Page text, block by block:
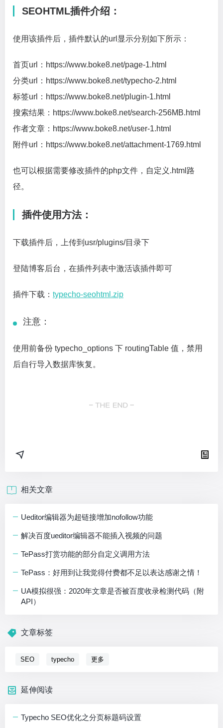
SEOHTML插件介绍：
使用该插件后，插件默认的url显示分别如下所示：
首页url：https://www.boke8.net/page-1.html
分类url：https://www.boke8.net/typecho-2.html
标签url：https://www.boke8.net/plugin-1.html
搜索结果：https://www.boke8.net/search-256MB.html
作者文章：https://www.boke8.net/user-1.html
附件url：https://www.boke8.net/attachment-1769.html
也可以根据需要修改插件的php文件，自定义.html路
径。
插件使用方法：
下载插件后，上传到usr/plugins/目录下
登陆博客后台，在插件列表中激活该插件即可
插件下载： typecho-seohtml.zip
注意：
使用前备份 typecho_options 下 routingTable 值，禁用
后自行导入数据库恢复。
相关文章
Ueditor编辑器为超链接增加nofollow功能
解决百度ueditor编辑器不能插入视频的问题
TePass打赏功能的部分自定义调用方法
TePass：好用到让我觉得付费都不足以表达感谢之情！
UA模拟很强：2020年文章是否被百度收录检测代码（附
API）
文章标签
SEO typecho 更多
延伸阅读
Typecho SEO优化之分页标题码设置